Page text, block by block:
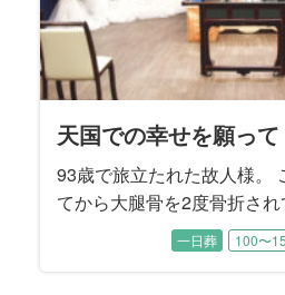
天国での幸せを願って
93歳で旅立たれた故人様。
てから大腿骨を2度骨折さ
ったことから晩年は施設で
では癒し系の楽しい性格か
一日葬 100〜